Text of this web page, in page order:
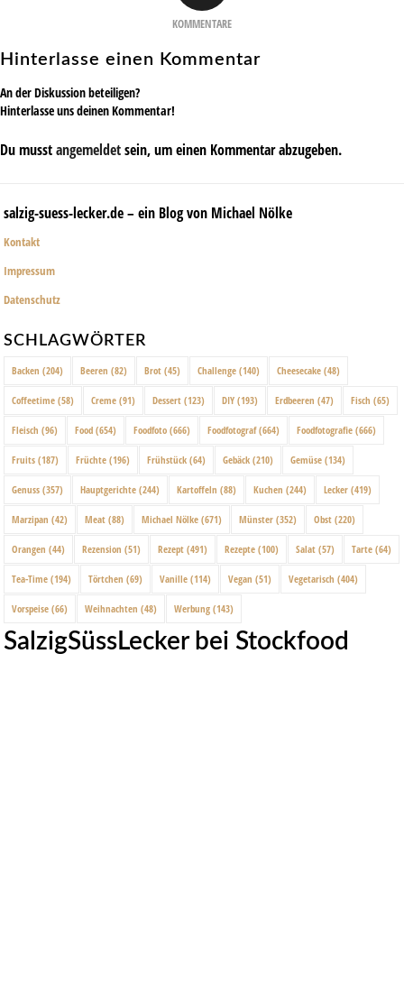
KOMMENTARE
Hinterlasse einen Kommentar
An der Diskussion beteiligen?
Hinterlasse uns deinen Kommentar!
Du musstangemeldetsein, um einen Kommentar abzugeben.
salzig-suess-lecker.de – ein Blog von Michael Nölke
Kontakt
Impressum
Datenschutz
SCHLAGWÖRTER
Backen (204) Beeren (82) Brot (45) Challenge (140) Cheesecake (48)
Coffeetime (58) Creme (91) Dessert (123) DIY (193) Erdbeeren (47) Fisch (65)
Fleisch (96) Food (654) Foodfoto (666) Foodfotograf(664) Foodfotografie (666)
Fruits (187) Früchte (196) Frühstück (64) Gebäck (210) Gemüse (134)
Genuss (357) Hauptgerichte (244) Kartoffeln (88) Kuchen (244) Lecker (419)
Marzipan (42) Meat (88) Michael Nölke (671) Münster (352) Obst (220)
Orangen (44) Rezension (51) Rezept (491) Rezepte (100) Salat (57) Tarte (64)
Tea-Time (194) Törtchen (69) Vanille (114) Vegan (51) Vegetarisch (404)
Vorspeise (66) Weihnachten (48) Werbung (143)
SalzigSüssLecker bei Stockfood